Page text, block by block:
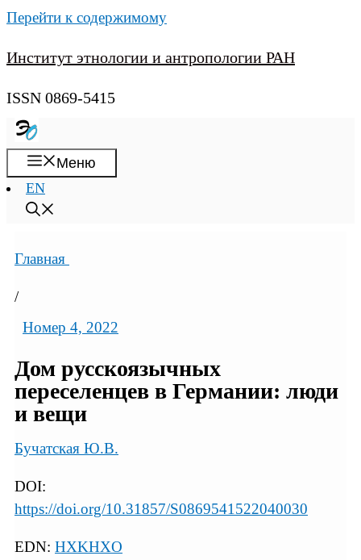
Перейти к содержимому
Институт этнологии и антропологии РАН
ISSN 0869-5415
Меню
EN
Главная
/
Номер 4, 2022
Дом русскоязычных
переселенцев в Германии: люди
и вещи
Бучатская Ю.В.
DOI:
https://doi.org/10.31857/S0869541522040030
EDN: HXKHXO